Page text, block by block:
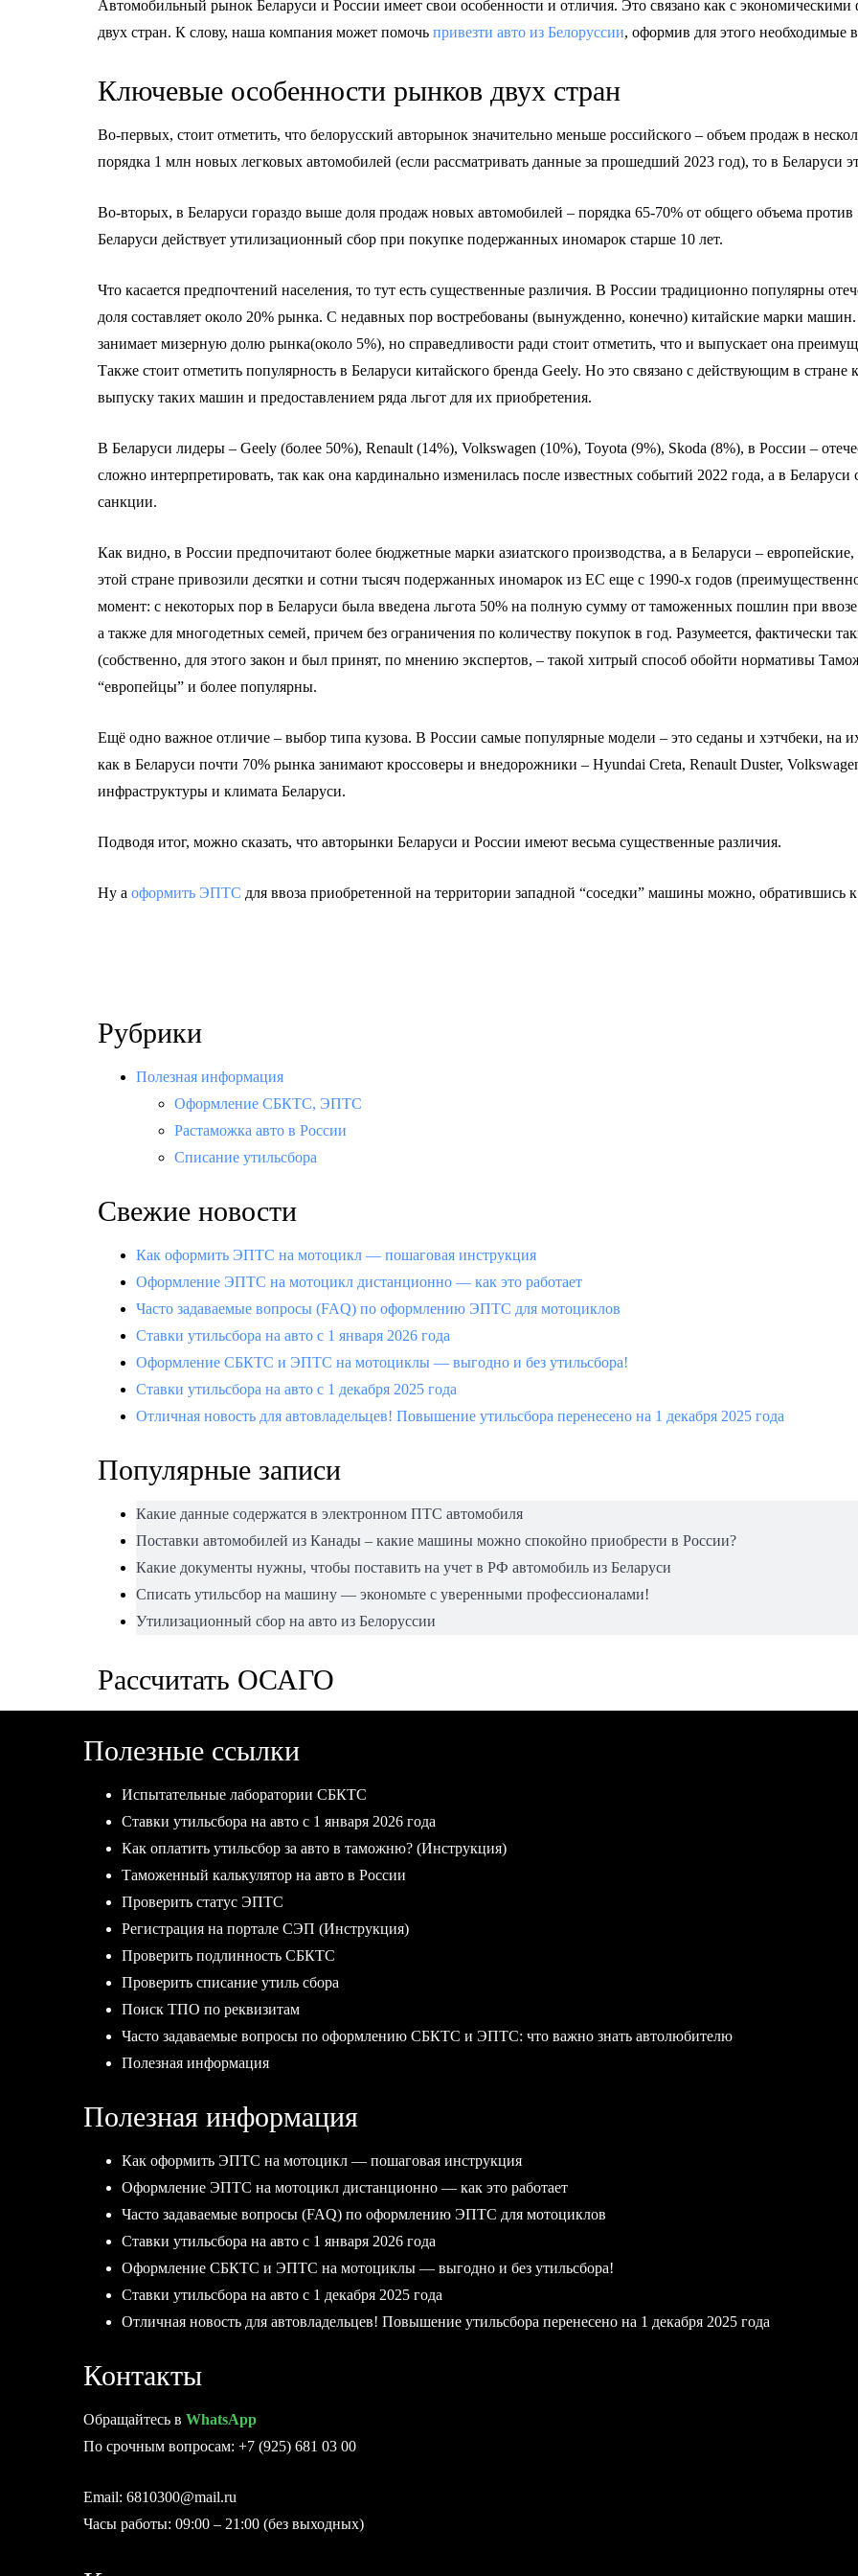
Автомобильный рынок Беларуси и России имеет свои особенности и отличия. Это связано как с
двух стран. К слову, наша компания может помочь привезти авто из Белоруссии, оформив для этого необходимые
Ключевые особенности рынков двух стран
Во-первых, стоит отметить, что белорусский авторынок значительно меньше российского – объем продаж в
порядка 1 млн новых легковых автомобилей (если рассматривать данные за прошедший 2023 год), то в Беларуси
Во-вторых, в Беларуси гораздо выше доля продаж новых автомобилей – порядка 65-70% от общего объема против
Беларуси действует утилизационный сбор при покупке подержанных иномарок старше 10 лет.
Что касается предпочтений населения, то тут есть существенные различия. В России традиционно популярны
доля составляет около 20% рынка. С недавных пор востребованы (вынужденно, конечно) китайские марки
занимает мизерную долю рынка(около 5%), но справедливости ради стоит отметить, что и выпускает она
Также стоит отметить популярность в Беларуси китайского бренда Geely. Но это связано с действующим в
выпуску таких машин и предоставлением ряда льгот для их приобретения.
В Беларуси лидеры – Geely (более 50%), Renault (14%), Volkswagen (10%), Toyota (9%), Skoda (8%), в России –
сложно интерпретировать, так как она кардинально изменилась после известных событий 2022 года, а в
санкции.
Как видно, в России предпочитают более бюджетные марки азиатского производства, а в Беларуси –
этой стране привозили десятки и сотни тысяч подержанных иномарок из ЕС еще с 1990-х годов
момент: с некоторых пор в Беларуси была введена льгота 50% на полную сумму от таможенных пошлин при
а также для многодетных семей, причем без ограничения по количеству покупок в год. Разумеется, фактически
(собственно, для этого закон и был принят, по мнению экспертов, – такой хитрый способ обойти нормативы
“европейцы” и более популярны.
Ещё одно важное отличие – выбор типа кузова. В России самые популярные модели – это седаны и хэтчбеки, на
как в Беларуси почти 70% рынка занимают кроссоверы и внедорожники – Hyundai Creta, Renault Duster,
инфраструктуры и климата Беларуси.
Подводя итог, можно сказать, что авторынки Беларуси и России имеют весьма существенные различия.
Ну а оформить ЭПТС для ввоза приобретенной на территории западной “соседки” машины можно, обратившись
Рубрики
Полезная информация
Оформление СБКТС, ЭПТС
Растаможка авто в России
Списание утильсбора
Свежие новости
Как оформить ЭПТС на мотоцикл — пошаговая инструкция
Оформление ЭПТС на мотоцикл дистанционно — как это работает
Часто задаваемые вопросы (FAQ) по оформлению ЭПТС для мотоциклов
Ставки утильсбора на авто с 1 января 2026 года
Оформление СБКТС и ЭПТС на мотоциклы — выгодно и без утильсбора!
Ставки утильсбора на авто с 1 декабря 2025 года
Отличная новость для автовладельцев! Повышение утильсбора перенесено на 1 декабря 2025 года
Популярные записи
Какие данные содержатся в электронном ПТС автомобиля
Поставки автомобилей из Канады – какие машины можно спокойно приобрести в России?
Какие документы нужны, чтобы поставить на учет в РФ автомобиль из Беларуси
Списать утильсбор на машину — экономьте с уверенными профессионалами!
Утилизационный сбор на авто из Белоруссии
Рассчитать ОСАГО
Полезные ссылки
Испытательные лаборатории СБКТС
Ставки утильсбора на авто с 1 января 2026 года
Как оплатить утильсбор за авто в таможню? (Инструкция)
Таможенный калькулятор на авто в России
Проверить статус ЭПТС
Регистрация на портале СЭП (Инструкция)
Проверить подлинность СБКТС
Проверить списание утиль сбора
Поиск ТПО по реквизитам
Часто задаваемые вопросы по оформлению СБКТС и ЭПТС: что важно знать автолюбителю
Полезная информация
Полезная информация
Как оформить ЭПТС на мотоцикл — пошаговая инструкция
Оформление ЭПТС на мотоцикл дистанционно — как это работает
Часто задаваемые вопросы (FAQ) по оформлению ЭПТС для мотоциклов
Ставки утильсбора на авто с 1 января 2026 года
Оформление СБКТС и ЭПТС на мотоциклы — выгодно и без утильсбора!
Ставки утильсбора на авто с 1 декабря 2025 года
Отличная новость для автовладельцев! Повышение утильсбора перенесено на 1 декабря 2025 года
Контакты
Обращайтесь в WhatsApp
По срочным вопросам: +7 (925) 681 03 00
Email: 6810300@mail.ru
Часы работы: 09:00 – 21:00 (без выходных)